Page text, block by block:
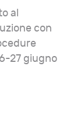
al
con
27 giugno